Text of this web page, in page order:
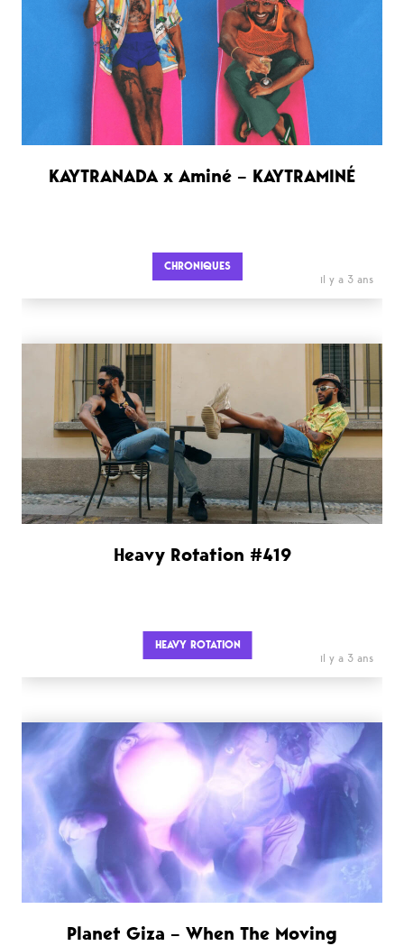
KAYTRANADA x Aminé – KAYTRAMINÉ
CHRONIQUES
il y a 3 ans
Heavy Rotation #419
HEAVY ROTATION
il y a 3 ans
Planet Giza – When The Moving